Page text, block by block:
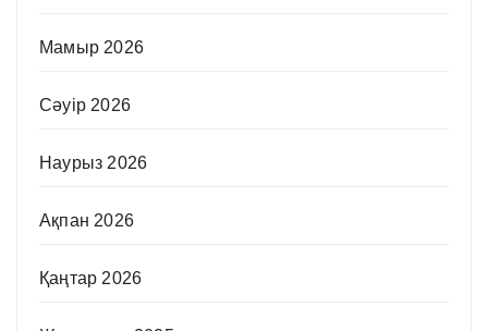
Мамыр 2026
Сәуір 2026
Наурыз 2026
Ақпан 2026
Қаңтар 2026